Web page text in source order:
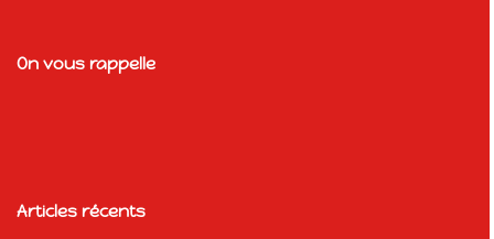
On vous rappelle
Articles récents